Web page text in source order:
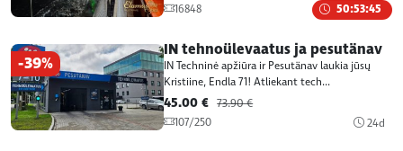
16848
50:53:45
-39%
IN tehnoülevaatus ja pesutänav
IN Techninė apžiūra ir Pesutänav laukia jūsų
Kristiine, Endla 71! Atliekant tech...
45.00 € 73.90 €
107/250
24d